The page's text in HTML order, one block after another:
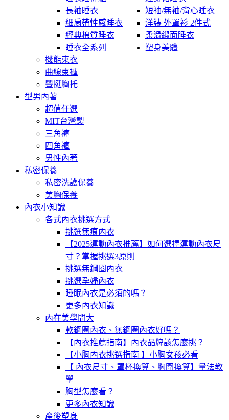
長袖睡衣
短袖/無袖/背心睡衣
細肩帶性感睡衣
洋裝 外罩衫 2件式
經典棉質睡衣
柔滑緞面睡衣
睡衣全系列
塑身美體
機能束衣
曲線束褲
豐挺胸托
型男內著
超值任選
MIT台灣製
三角褲
四角褲
男性內著
私密保養
私密洗護保養
美胸保養
內衣小知識
各式內衣挑選方式
挑選無痕內衣
【2025運動內衣推薦】如何選擇運動內衣尺
寸？掌握挑選3原則
挑選無鋼圈內衣
挑選孕婦內衣
睡眠內衣是必須的嗎？
更多內衣知識
內在美學問大
軟鋼圈內衣、無鋼圈內衣好嗎？
【內衣推薦指南】內衣品牌該怎麼挑？
【小胸內衣挑選指南 】小胸女孩必看
【 內衣尺寸、罩杯換算、胸圍換算】量法教
學
胸型怎麼看？
更多內衣知識
產後塑身